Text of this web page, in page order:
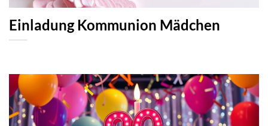
Einladung Kommunion Mädchen